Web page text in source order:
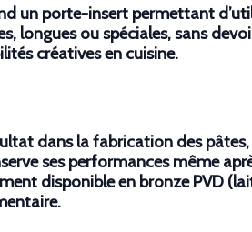
un porte-insert permettant
longues ou spéciales, sans
créatives en cuisine.
dans la fabrication des
ses performances même
disponible en bronze PVD